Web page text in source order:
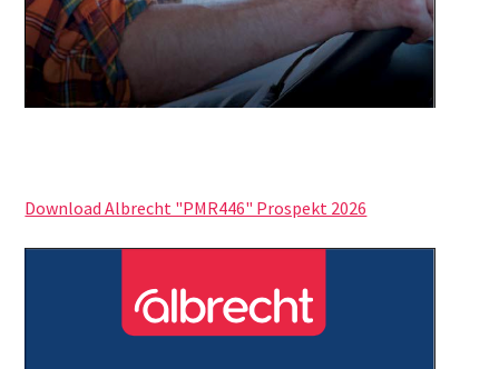
Download Albrecht "PMR446" Prospekt 2026